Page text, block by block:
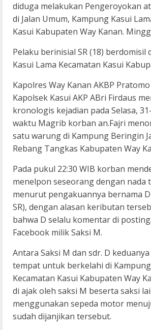
diduga melakukan Pengeroyokan
di Jalan Umum, Kampung Kasui
Kasui Kabupaten Way Kanan.
Pelaku berinisial SR (18) berdomisil
Kasui Lama Kecamatan Kasui
Kapolres Way Kanan AKBP
Kapolsek Kasui AKP ABri Firdaus
kronologis kejadian pada Selasa,
waktu Magrib korban an.Fajri
satu warung di Kampung Beringin
Rebang Tangkas Kabupaten Way
Pada pukul 22:30 WIB korban
menelpon seseorang dengan nada
menurut pengakuannya bernama
SR), dengan alasan keributan
bahwa D selalu komentar di
Facebook milik Saksi M.
Antara Saksi M dan sdr. D
tempat untuk berkelahi di
Kecamatan Kasui Kabupaten Way
di ajak oleh saksi M beserta saksi
menggunakan sepeda motor
sudah dijanjikan tersebut.